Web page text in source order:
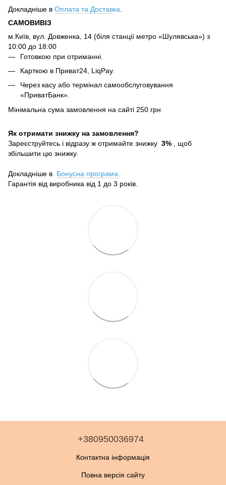
Докладніше в Оплата та Доставка
САМОВИВІЗ
м.Київ, вул. Довженка, 14 (біля станції метро «Шулявська») з
10:00 до 18:00
Готовкою при отриманні.
Карткою в Приват24, LiqPay.
Через касу або термінал самообслуговування
«ПриватБанк».
Мінімальна сума замовлення на сайті 250 грн
Як отримати знижку на замовлення?
Зареєструйтесь і відразу ж отримайте знижку 3% , щоб
збільшити цю знижку.
Докладніше в Бонусна програма.
Гарантія від виробника від 1 до 3 років.
+380950036974
Контактна інформація
Повна версія сайту